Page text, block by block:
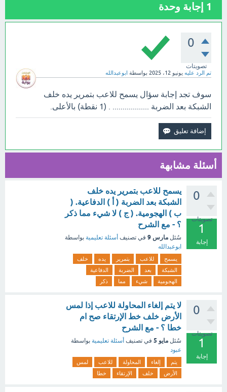
1 إجابة وحدة
0
تصويتات
تم الرد عليه يونيو 12، 2025 بواسطة ابوعبدالله
سوف تجد إجابة سؤال يسمح للاعب بتمرير يده خلف
الشبكة بعد الضربة .................. . (1 نقطة) بالأعلى.
أسئلة مشابهة
0
تصويتات
1
إجابة
يسمح للاعب بتمرير يده خلف
الشبكة بعد الضربة ( أ ) الدفاعية. (
ب ) الهجومية. ( ج ) لا شيء مما ذكر
؟ - مع الشرح
سُئل مارس 9 في تصنيف أسئلة تعليمية بواسطة
ابوعبدالله
يسمح للاعب بتمرير يده
خلف
الشبكة
بعد الضربة
الدفاعية
الهجومية
شيء مما ذكر
0
تصويتات
1
إجابة
لا يتم إلغاء المحاولة للاعب إذا لمس
الأرض خلف خط الإرتقاء صح ام
خطا ؟ - مع الشرح
سُئل مايو 5 في تصنيف أسئلة تعليمية بواسطة
عبود
يتم إلغاء المحاولة للاعب
لمس
الأرض
خلف الإرتقاء خطا